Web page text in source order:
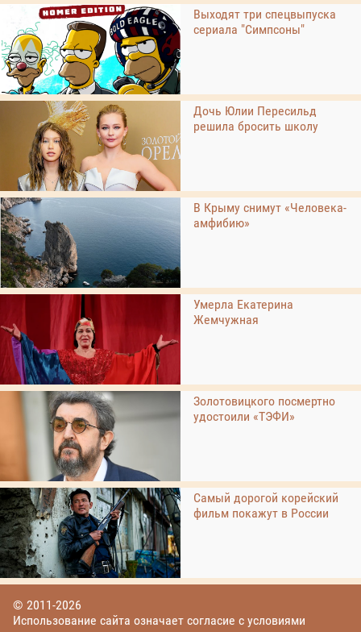
Выходят три спецвыпуска
сериала "Симпсоны"
Дочь Юлии Пересильд
решила бросить школу
В Крыму снимут «Человека-
амфибию»
Умерла Екатерина
Жемчужная
Золотовицкого посмертно
удостоили «ТЭФИ»
Самый дорогой корейский
фильм покажут в России
© 2011-2026
Использование сайта означает согласие с условиями